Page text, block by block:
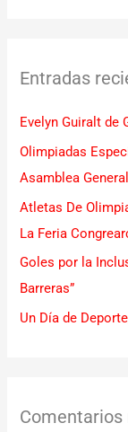
a
p
o
r
:
Entradas
Evelyn Guiralt de
Olimpiadas
Asamblea
Atletas De
La Feria
Goles por la
Barreras”
Un Día de